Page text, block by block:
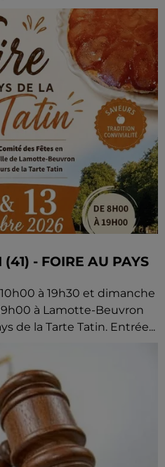
- FOIRE AU PAYS
à 19h30 et dimanche
à Lamotte-Beuvron
de la Tarte Tatin. Entrée...